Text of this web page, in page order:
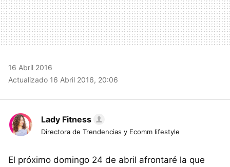
16 Abril 2016
Actualizado 16 Abril 2016, 20:06
Lady Fitness
Directora de Trendencias y Ecomm lifestyle
El próximo domingo 24 de abril afrontaré la que